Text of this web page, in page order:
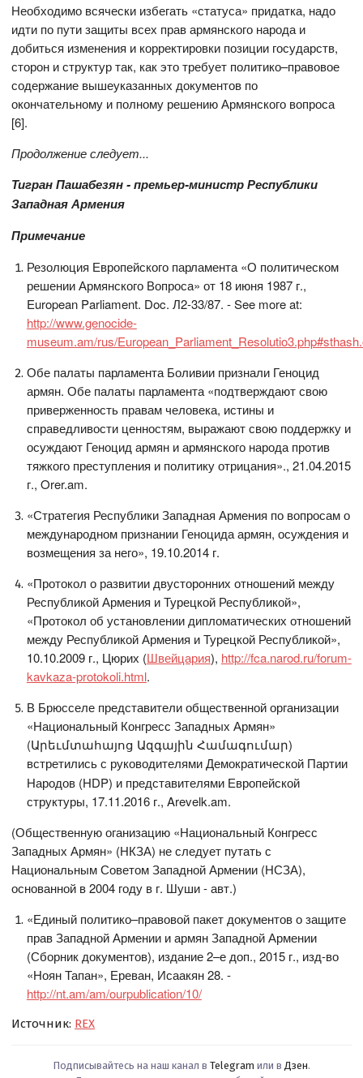
Необходимо всячески избегать «статуса» придатка, надо
идти по пути защиты всех прав армянского народа и
добиться изменения и корректировки позиции государств,
сторон и структур так, как это требует политико–правовое
содержание вышеуказанных документов по
окончательному и полному решению Армянского вопроса
[6].
Продолжение следует...
Тигран Пашабезян - премьер-министр Республики
ЗападнаяАрмения
Примечание
Резолюция Европейского парламента «О политическом
решении Армянского Вопроса» от 18 июня 1987 г.,
European Parliament. Doc. Л2-33/87. - See more at:
http://www.genocide-
museum.am/rus/
Обе палаты парламента Боливии признали Геноцид
армян. Обе палаты парламента «подтверждают свою
приверженность правам человека, истины и
справедливости ценностям, выражают свою поддержку и
осуждают Геноцид армян и армянского народа против
тяжкого преступления и политику отрицания»., 21.04.2015
г., Orer.am.
«Стратегия Республики Западная Армения по вопросам о
международном признании Геноцида армян, осуждения и
возмещения за него», 19.10.2014 г.
«Протокол о развитии двусторонних отношений между
Республикой Армения и Турецкой Республикой»,
«Протокол об установлении дипломатических отношений
между Республикой Армения и Турецкой Республикой»,
10.10.2009 г., Цюрих (Швейцария), http://fca.narod.ru/forum-
kavkaza-protokoli.html.
В Брюсселе представители общественной организации
«Национальный Конгресс Западных Армян»
(Արեւմտահայոց Ազգային Համագումար)
встретились с руководителямиДемократической Партии
Народов (HDP) и представителями Европейской
структуры, 17.11.2016 г., Arevelk.am.
(Общественную оганизацию «Национальный Конгресс
Западных Армян» (НКЗА) не следует путать с
Национальным Советом Западной Армении (НСЗА),
основанной в 2004 году в г. Шуши - авт.)
«Единый политико–правовой пакет документов о защите
прав Западной Армении и армян Западной Армении
(Сборник документов), издание 2–е доп., 2015 г., изд-во
«Ноян Тапан», Ереван, Исаакян 28. -
http://nt.am/am/ourpublication/10/
Источник: REX
Подписывайтесь на наш канал в Telegram или в Дзен.